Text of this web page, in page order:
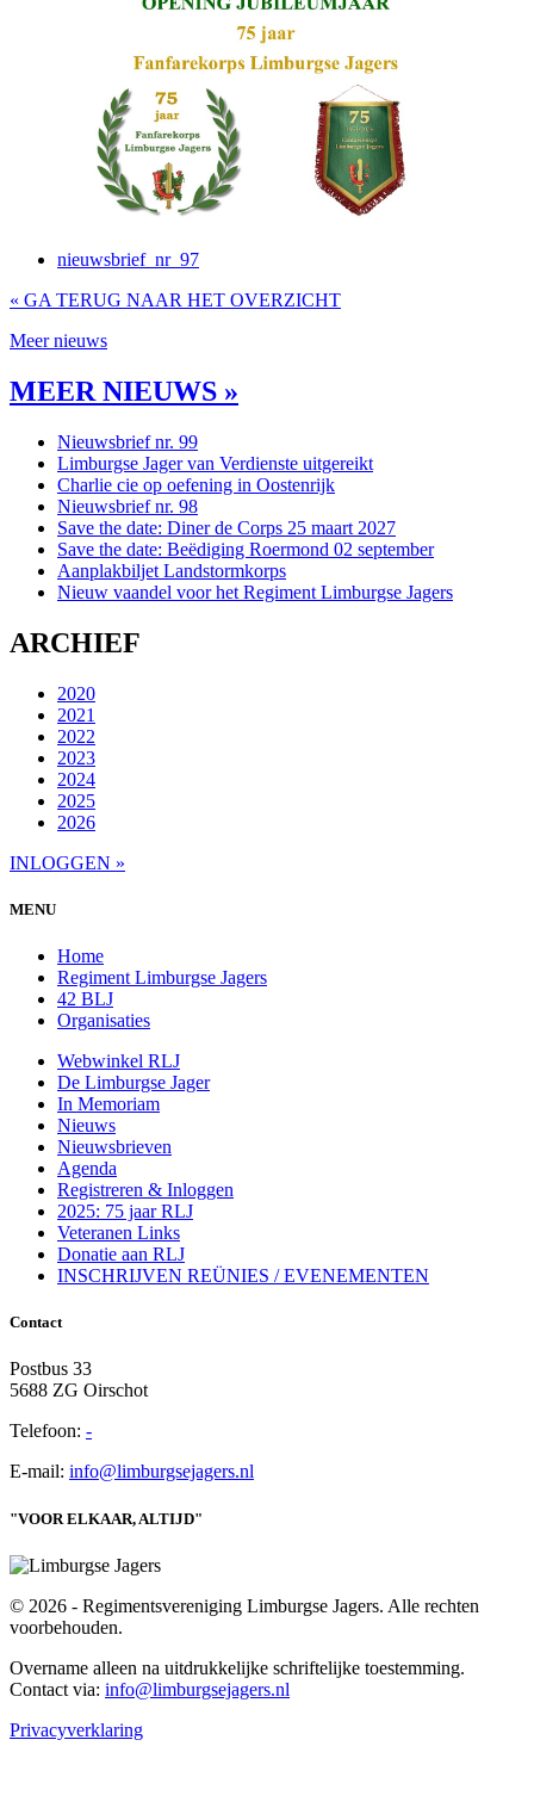
nieuwsbrief_nr_97
« GA TERUG NAAR HET OVERZICHT
Meer nieuws
MEER NIEUWS »
Nieuwsbrief nr. 99
Limburgse Jager van Verdienste uitgereikt
Charlie cie op oefening in Oostenrijk
Nieuwsbrief nr. 98
Save the date: Diner de Corps 25 maart 2027
Save the date: Beëdiging Roermond 02 september
Aanplakbiljet Landstormkorps
Nieuw vaandel voor het Regiment Limburgse Jagers
ARCHIEF
2020
2021
2022
2023
2024
2025
2026
INLOGGEN »
MENU
Home
Regiment Limburgse Jagers
42 BLJ
Organisaties
Webwinkel RLJ
De Limburgse Jager
In Memoriam
Nieuws
Nieuwsbrieven
Agenda
Registreren & Inloggen
2025: 75 jaar RLJ
Veteranen Links
Donatie aan RLJ
INSCHRIJVEN REÜNIES / EVENEMENTEN
Contact
Postbus 33
5688 ZG Oirschot
Telefoon: -
E-mail: info@limburgsejagers.nl
"VOOR ELKAAR, ALTIJD"
© 2026 - Regimentsvereniging Limburgse Jagers. Alle rechten
voorbehouden.
Overname alleen na uitdrukkelijke schriftelijke toestemming.
Contact via: info@limburgsejagers.nl
Privacyverklaring